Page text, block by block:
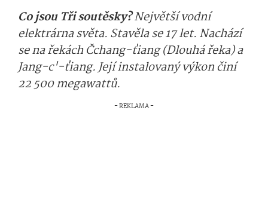
Co jsou Tři soutěsky?Největší vodní
elektrárna světa. Stavěla se 17 let. Nachází
se na řekách Čchang-ťiang (Dlouhá řeka) a
Jang-c'-ťiang. Její instalovaný výkon činí
22 500 megawattů.